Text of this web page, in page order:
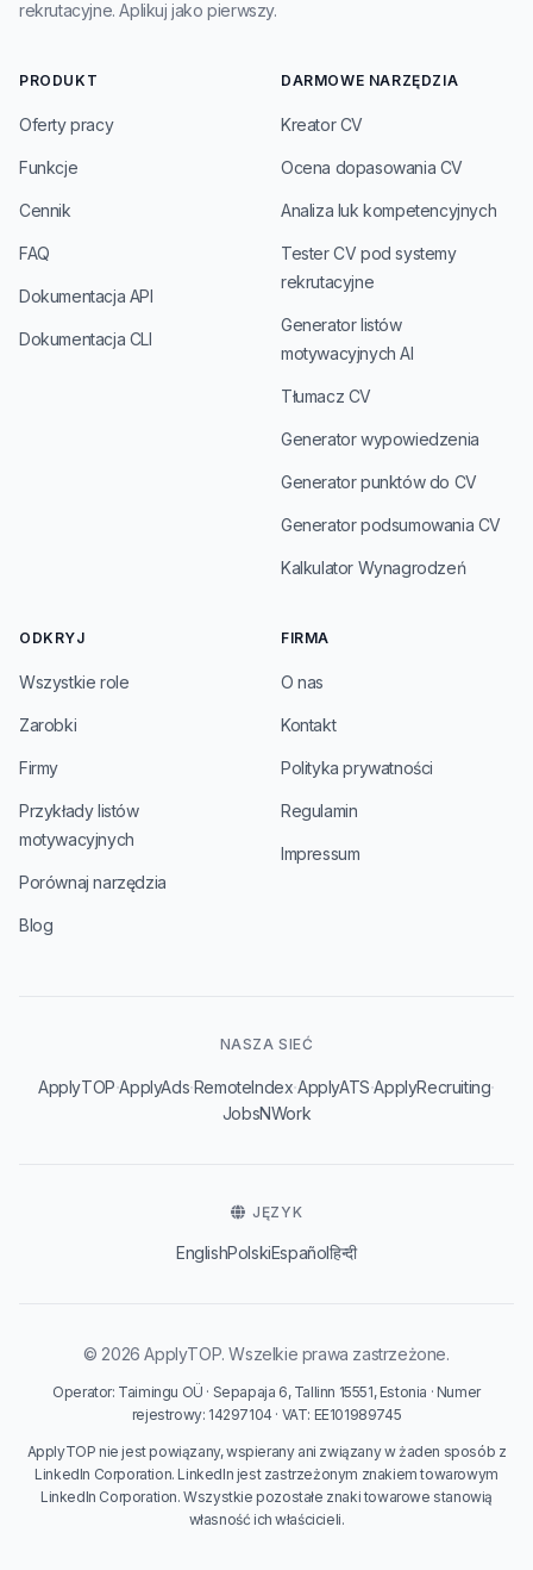
rekrutacyjne. Aplikuj jako pierwszy.
PRODUKT
Oferty pracy
Funkcje
Cennik
FAQ
Dokumentacja API
Dokumentacja CLI
DARMOWE NARZĘDZIA
Kreator CV
Ocena dopasowania CV
Analiza luk kompetencyjnych
Tester CV pod systemy
rekrutacyjne
Generator listów
motywacyjnych AI
Tłumacz CV
Generator wypowiedzenia
Generator punktów do CV
Generator podsumowania CV
Kalkulator Wynagrodzeń
ODKRYJ
Wszystkie role
Zarobki
Firmy
Przykłady listów
motywacyjnych
Porównaj narzędzia
Blog
FIRMA
O nas
Kontakt
Polityka prywatności
Regulamin
Impressum
NASZA SIEĆ
ApplyTOP·ApplyAds·RemoteIndex·ApplyATS·ApplyRecruiting·
JobsNWork
JĘZYK
EnglishPolskiEspañolहिन्दी
© 2026 ApplyTOP. Wszelkie prawa zastrzeżone.
Operator: Taimingu OÜ · Sepapaja 6, Tallinn 15551, Estonia · Numer
rejestrowy: 14297104 · VAT: EE101989745
ApplyTOP nie jest powiązany, wspierany ani związany w żaden sposób z
LinkedIn Corporation. LinkedIn jest zastrzeżonym znakiem towarowym
LinkedIn Corporation. Wszystkie pozostałe znaki towarowe stanowią
własność ich właścicieli.